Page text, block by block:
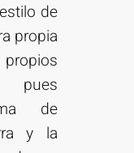
de
propia
pues
de
y la